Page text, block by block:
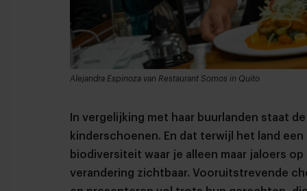
Alejandra Espinoza van Restaurant Somos in Quito
In vergelijking met haar buurlanden staat
kinderschoenen. En dat terwijl het land
biodiversiteit waar je alleen maar jaloers op
verandering zichtbaar. Vooruitstrevende